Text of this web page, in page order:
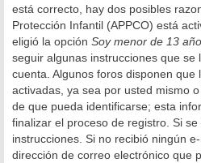
está correcto, hay dos posibles
Protección Infantil (APPCO) está
eligió la opción Soy menor de 13
seguir algunas instrucciones que se
cuenta. Algunos foros disponen que
activadas, ya sea por usted mismo
de que pueda identificarse; esta
finalizar el proceso de registro. Si
instrucciones. Si no recibió ningún
dirección de correo electrónico que